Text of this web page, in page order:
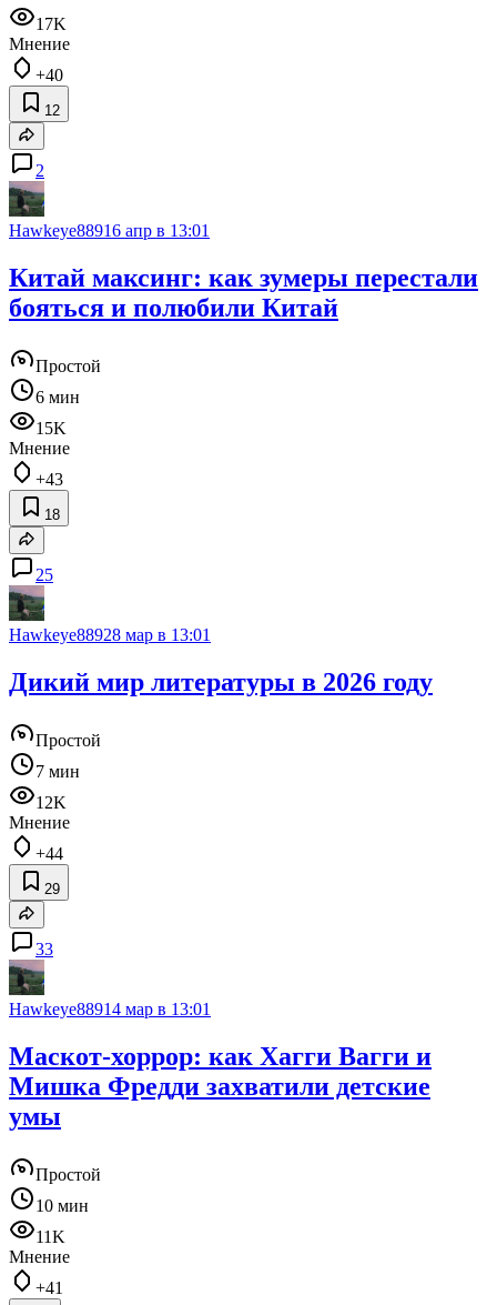
17K
Мнение
+40
12
2
Hawkeye88916 апр в 13:01
Китай максинг: как зумеры перестали
бояться и полюбили Китай
Простой
6 мин
15K
Мнение
+43
18
25
Hawkeye88928 мар в 13:01
Дикий мир литературы в 2026 году
Простой
7 мин
12K
Мнение
+44
29
33
Hawkeye88914 мар в 13:01
Маскот-хоррор: как Хагги Вагги и
Мишка Фредди захватили детские
умы
Простой
10 мин
11K
Мнение
+41